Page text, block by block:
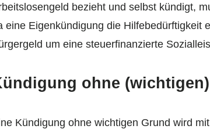
bezieht und selbst kündigt,
eine Eigenkündigung die Hilfebedürftigkeit
um eine steuerfinanzierte
ohne
Kündigung ohne wichtigen Grund wird